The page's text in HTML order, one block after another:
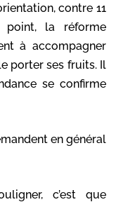
contre 11
point, la réforme
à accompagner
porter ses fruits. Il
se confirme
en général
c’est que